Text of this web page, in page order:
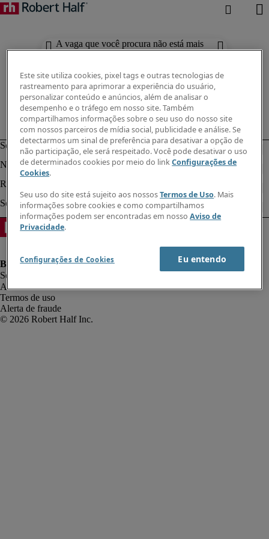
A vaga que você procura não está mais
Aviso de Privacidade
Termos de uso
Alerta de fraude
Este site utiliza cookies, pixel tags e outras tecnologias de
rastreamento para aprimorar a experiência do usuário,
personalizar conteúdo e anúncios, além de analisar o
desempenho e o tráfego em nosso site. Também
compartilhamos informações sobre o seu uso do nosso site
com nossos parceiros de mídia social, publicidade e análise. Se
detectarmos um sinal de preferência para desativar a opção de
não participação, ele será respeitado. Você pode desativar o uso
de determinados cookies por meio do linkConfigurações de
Cookies.
Seu uso do site está sujeito aos nossosTermos de Uso. Mais
informações sobre cookies e como compartilhamos
informações podem ser encontradas em nossoAviso de
Privacidade.
Configurações de Cookies Eu entendo